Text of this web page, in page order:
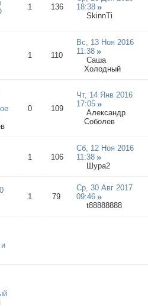
1 136
18:38
SkinnТi
1 110
Вс, 13 Ноя 2016
11:38
Саша
Холодный
0 109
Чт, 14 Янв 2016
17:05
Александр
Соболев
1 106
Сб, 12 Ноя 2016
11:38
Шура2
1 79
Ср, 30 Авг 2017
09:46
t88888888